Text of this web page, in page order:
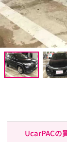
UcarPACの